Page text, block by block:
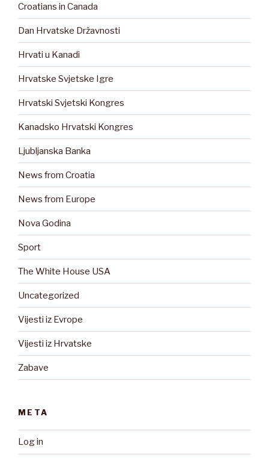
Croatians in Canada
Dan Hrvatske Državnosti
Hrvati u Kanadi
Hrvatske Svjetske Igre
Hrvatski Svjetski Kongres
Kanadsko Hrvatski Kongres
Ljubljanska Banka
News from Croatia
News from Europe
Nova Godina
Sport
The White House USA
Uncategorized
Vijesti iz Evrope
Vijesti iz Hrvatske
Zabave
META
Log in